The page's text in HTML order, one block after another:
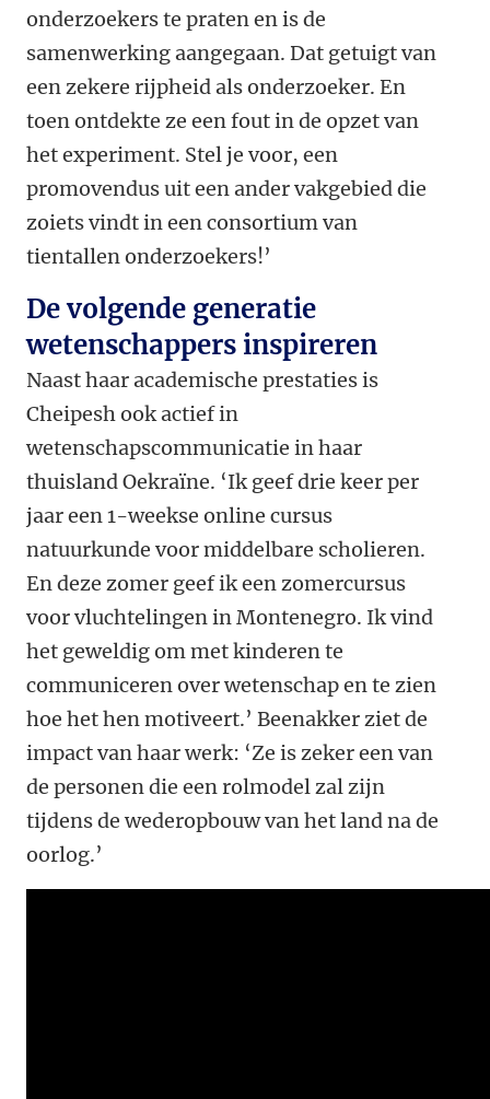
onderzoekers te praten en is de
samenwerking aangegaan. Dat getuigt van
een zekere rijpheid als onderzoeker. En
toen ontdekte ze een fout in de opzet van
het experiment. Stel je voor, een
promovendus uit een ander vakgebied die
zoiets vindt in een consortium van
tientallen onderzoekers!’
De volgende generatie
wetenschappers inspireren
Naast haar academische prestaties is
Cheipesh ook actief in
wetenschapscommunicatie in haar
thuisland Oekraïne. ‘Ik geef drie keer per
jaar een 1-weekse online cursus
natuurkunde voor middelbare scholieren.
En deze zomer geef ik een zomercursus
voor vluchtelingen in Montenegro. Ik vind
het geweldig om met kinderen te
communiceren over wetenschap en te zien
hoe het hen motiveert.’ Beenakker ziet de
impact van haar werk: ‘Ze is zeker een van
de personen die een rolmodel zal zijn
tijdens de wederopbouw van het land na de
oorlog.’